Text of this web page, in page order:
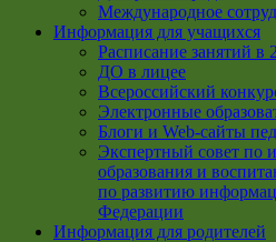
Международное
Информация для учащихся
Расписание занятий в
ДО в лицее
Всероссийский
Электронные
Блоги и Web-сайты
Экспертный совет по
образования и
по развитию
Федерации
Информация для родителей